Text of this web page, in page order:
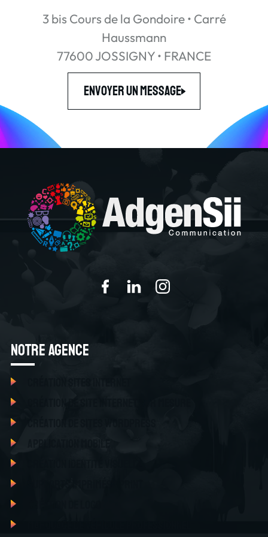
3 bis Cours de la Gondoire • Carré
Haussmann
77600 JOSSIGNY • FRANCE
Envoyer un message
Notre Agence